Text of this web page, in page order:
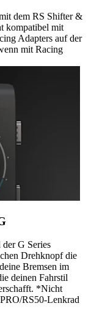
dem RS Shifter &
kompatibel mit
Adapters auf der
mit Racing
G Series
Drehknopf die
Bremsen im
deinen Fahrstil
*Nicht
RS50-Lenkrad